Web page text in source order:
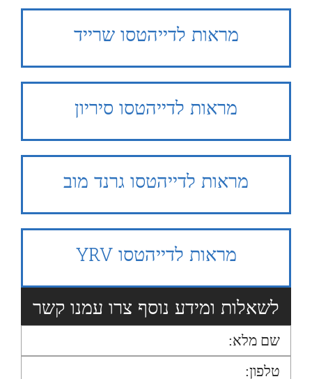
מראות לדייהטסו שרייד
מראות לדייהטסו סיריון
מראות לדייהטסו גרנד מוב
מראות לדייהטסו YRV
לשאלות ומידע נוסף צרו עמנו קשר